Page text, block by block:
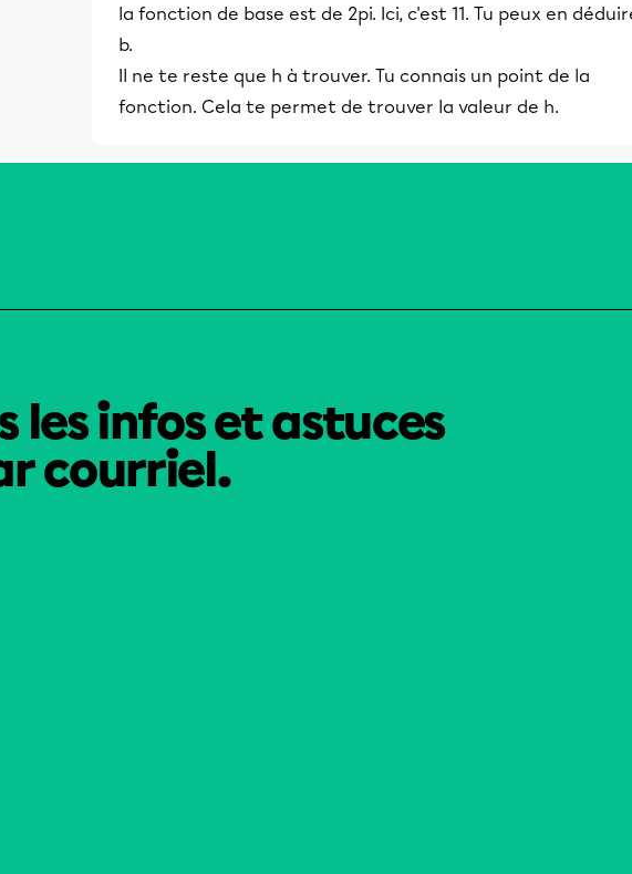
la fonction de base est de 2pi. Ici, c'est 11. Tu peux en
b.
Il ne te reste que h à trouver. Tu connais un point de la
fonction. Cela te permet de trouver la valeur de h.
les infos et astuces
courriel.